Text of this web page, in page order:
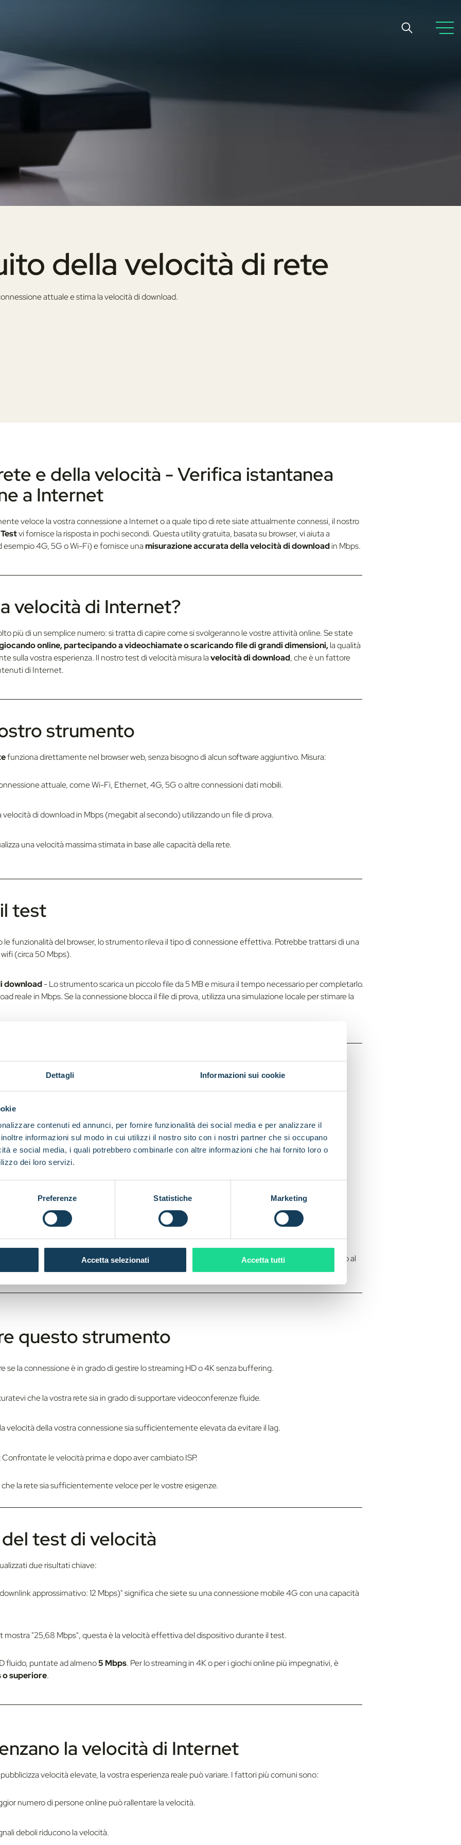
Dettagli Informazioni sui cookie
contenuti ed annunci, per fornire funzionalità dei social media e per analizzare il
informazioni sul modo in cui utilizzi il nostro sito con i nostri partner che si occupano
e social media, i quali potrebbero combinarle con altre informazioni che hai fornito loro o
dei loro servizi.
Preferenze Statistiche Marketing
Accetta selezionati Accetta tutti
della velocità di rete
attuale e stima la velocità di download.
e della velocità - Verifica istantanea
a Internet
veloce la vostra connessione a Internet o a quale tipo di rete siate attualmente connessi, il nostro
vi fornisce la risposta in pochi secondi. Questa utility gratuita, basata su browser, vi aiuta a
esempio 4G, 5G o Wi-Fi) e fornisce unamisurazione accurata della velocità di downloadin Mbps.
velocità di Internet?
più di un semplice numero: si tratta di capire come si svolgeranno le vostre attività online. Se state
online, partecipando a videochiamate o scaricando file di grandi dimensioni,la qualità
sulla vostra esperienza. Il nostro test di velocità misura lavelocità di download, che è un fattore
di Internet.
strumento
funziona direttamente nel browser web, senza bisogno di alcun software aggiuntivo. Misura:
attuale, come Wi-Fi, Ethernet, 4G, 5G o altre connessioni dati mobili.
velocità di download in Mbps (megabit al secondo) utilizzando un file di prova.
una velocità massima stimata in base alle capacità della rete.
test
le funzionalità del browser, lo strumento rileva il tipo di connessione effettiva. Potrebbe trattarsi di una
(circa 50 Mbps).
download- Lo strumento scarica un piccolo file da 5 MB e misura il tempo necessario per completarlo.
reale in Mbps. Se la connessione blocca il file di prova, utilizza una simulazione locale per stimare la
del nostro strumento di test della
alcuna registrazione o installazione: basta fare clic su "Avvia test".
tablet e desktop.
dato personale viene memorizzato, tutto viene eseguito nel browser.
Identifica le connessioni lente e determina se il problema è dovuto al provider Internet o al
questo strumento
se la connessione è in grado di gestire lo streaming HD o 4K senza buffering.
che la vostra rete sia in grado di supportare videoconferenze fluide.
velocità della vostra connessione sia sufficientemente elevata da evitare il lag.
Confrontate le velocità prima e dopo aver cambiato ISP.
la rete sia sufficientemente veloce per le vostre esigenze.
test di velocità
due risultati chiave:
approssimativo: 12 Mbps)" significa che siete su una connessione mobile 4G con una capacità
mostra "25,68 Mbps", questa è la velocità effettiva del dispositivo durante il test.
fluido, puntate ad almeno5 Mbps. Per lo streaming in 4K o per i giochi online più impegnativi, è
o superiore.
la velocità di Internet
velocità elevate, la vostra esperienza reale può variare. I fattori più comuni sono:
numero di persone online può rallentare la velocità.
deboli riducono la velocità.